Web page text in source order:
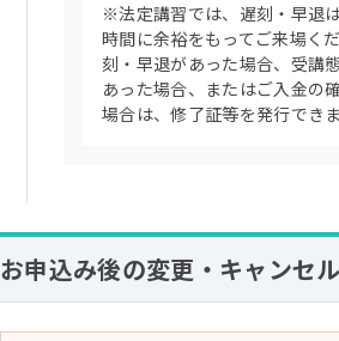
※法定講習では、遅刻・早退
時間に余裕をもってご来場く
刻・早退があった場合、受講
あった場合、またはご入金の
場合は、修了証等を発行できま
お申込み後の変更・キャンセ